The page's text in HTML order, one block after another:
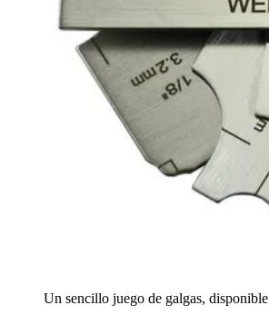
Un sencillo juego de galgas,